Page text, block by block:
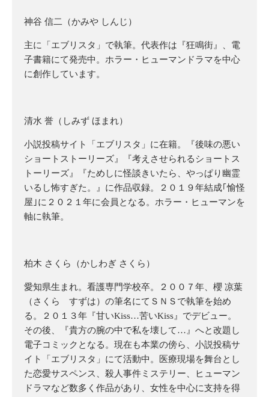
神谷 信二（かみや しんじ）
主に「エブリスタ」で執筆。代表作は『狂鳴街』、電
子書籍にて発売中。ホラー・ヒューマンドラマを中心
に創作しています。
清水 誉（しみず ほまれ）
小説投稿サイト「エブリスタ」に在籍。『後味の悪い
ショートストーリーズ』『考えさせられるショートス
トーリーズ』『ためしに怪談きいたら、やっぱり幽霊
いるし怖すぎた。』に作品収録。２０１９年結成｢愉怪
屋｣に２０２１年に会員となる。ホラー・ヒューマンを
軸に執筆。
柏木 さくら（かしわぎ さくら）
愛知県生まれ。看護専門学校卒。２００７年、櫻 凉葉
（さくら すずは）の筆名にてＳＮＳで執筆を始め
る。２０１３年『甘いKiss…苦いKiss』でデビュー。
その後、『貴方の腕の中で私を壊して…』へと改題し
電子コミックとなる。現在も本業の傍ら、小説投稿サ
イト「エブリスタ」にて活動中。医療現場を舞台とし
た恋愛サスペンス、殺人事件ミステリー、ヒューマン
ドラマなど数多く作品があり、女性を中心に支持を得